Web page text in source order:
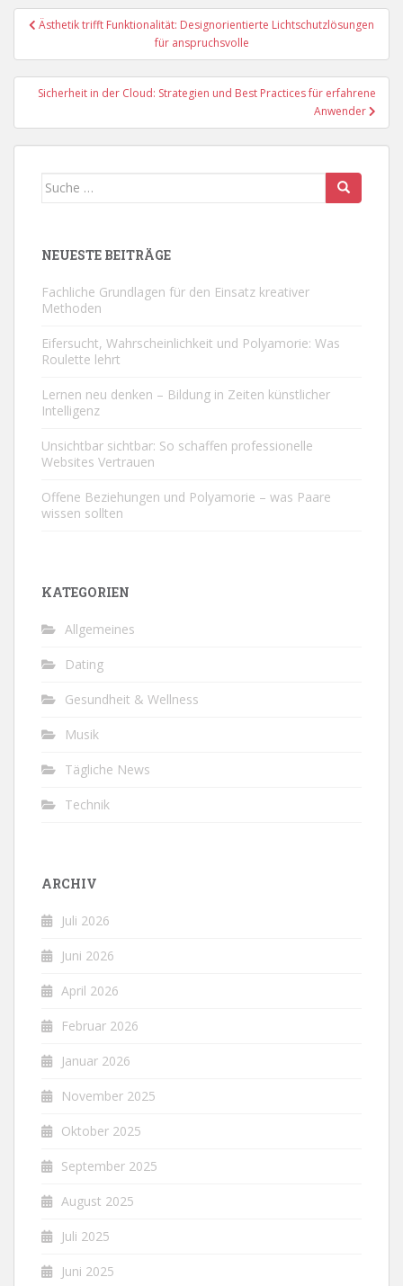
Beitragsnavigation
Ästhetik trifft Funktionalität: Designorientierte Lichtschutzlösungen
für anspruchsvolle
Sicherheit in der Cloud: Strategien und Best Practices für erfahrene
Anwender
Suche
NEUESTE BEITRÄGE
Fachliche Grundlagen für den Einsatz kreativer
Methoden
Eifersucht, Wahrscheinlichkeit und Polyamorie: Was
Roulette lehrt
Lernen neu denken – Bildung in Zeiten künstlicher
Intelligenz
Unsichtbar sichtbar: So schaffen professionelle
Websites Vertrauen
Offene Beziehungen und Polyamorie – was Paare
wissen sollten
KATEGORIEN
Allgemeines
Dating
Gesundheit & Wellness
Musik
Tägliche News
Technik
ARCHIV
Juli 2026
Juni 2026
April 2026
Februar 2026
Januar 2026
November 2025
Oktober 2025
September 2025
August 2025
Juli 2025
Juni 2025